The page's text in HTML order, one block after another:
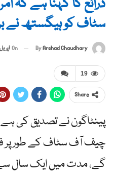
ذرائع کا کہنا ہے کہ
سٹاف کو ہیگستھ نے
ByArshad Chaudhary
On اپریل 3, 2026
19
Share
چیف آف سٹاف کے طور پر
گے، مدت میں ایک سال سے